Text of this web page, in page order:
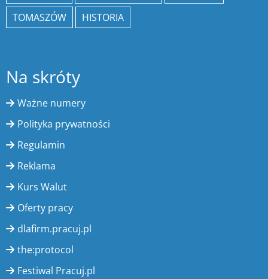
TOMASZÓW
HISTORIA
Na skróty
Ważne numery
Polityka prywatności
Regulamin
Reklama
Kurs Walut
Oferty pracy
dlafirm.pracuj.pl
the:protocol
Festiwal Pracuj.pl